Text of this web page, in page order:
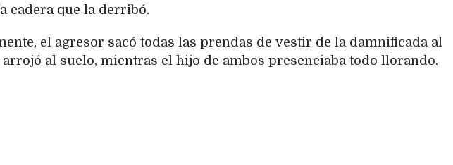
cadera que la derribó.
el agresor sacó todas las prendas de vestir de la damnificada al
arrojó al suelo, mientras el hijo de ambos presenciaba todo llorando.